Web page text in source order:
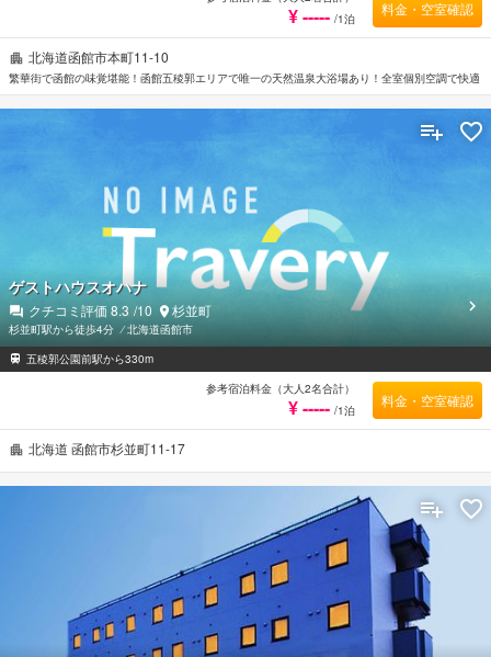
北海道函館市本町11-10
繁華街で函館の味覚堪能！函館五稜郭エリアで唯一の天然温泉大浴場あり！全室個別空調で快適
¥ ----- /1泊
料金・空室確認
北海道 函館市杉並町11-17
ゲストハウスオハナ
クチコミ評価 8.3 /10 杉並町
杉並町駅から徒歩4分 ⁄北海道函館市
五稜郭公園前駅から330m
参考宿泊料金（大人2名合計）
¥ ----- /1泊
料金・空室確認